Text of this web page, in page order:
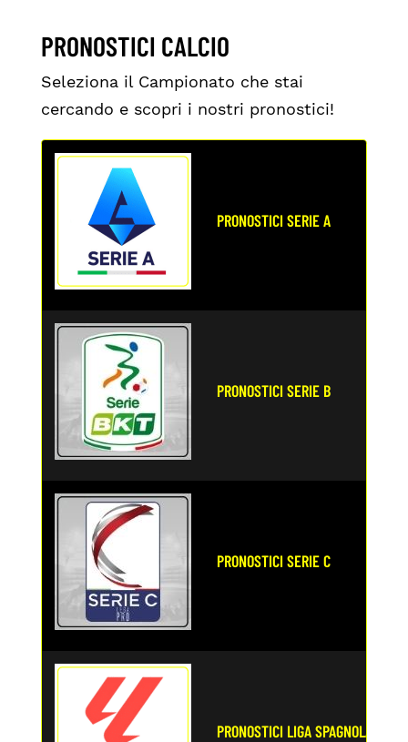
PRONOSTICI CALCIO
Seleziona il Campionato che stai
cercando e scopri i nostri pronostici!
PRONOSTICI SERIE A
PRONOSTICI SERIE B
PRONOSTICI SERIE C
PRONOSTICI LIGA SPAGNOLA